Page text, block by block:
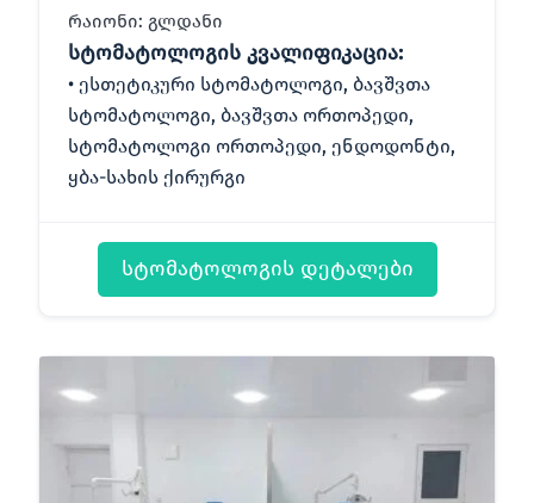
რაიონი: გლდანი
სტომატოლოგის კვალიფიკაცია:
ესთეტიკური სტომატოლოგი, ბავშვთა
სტომატოლოგი, ბავშვთა ორთოპედი,
სტომატოლოგი ორთოპედი, ენდოდონტი,
ყბა-სახის ქირურგი
სტომატოლოგის დეტალები